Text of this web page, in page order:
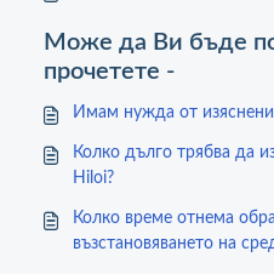
Може да Ви бъде
прочетете -
Имам нужда от
Колко дълго трябва да
Hiloi?
Колко време отнема
възстановяването на